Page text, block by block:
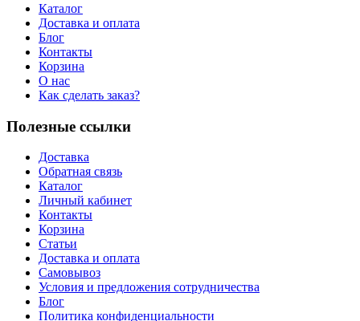
Каталог
Доставка и оплата
Блог
Контакты
Корзина
О нас
Как сделать заказ?
Полезные ссылки
Доставка
Обратная связь
Каталог
Личный кабинет
Контакты
Корзина
Статьи
Доставка и оплата
Самовывоз
Условия и предложения сотрудничества
Блог
Политика конфиденциальности